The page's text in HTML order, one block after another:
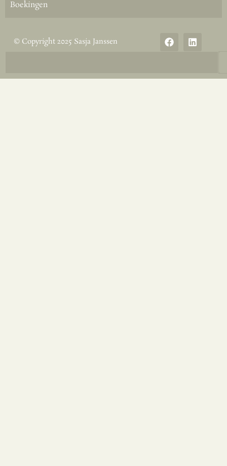
Boekingen
© Copyright 2025 Sasja Janssen